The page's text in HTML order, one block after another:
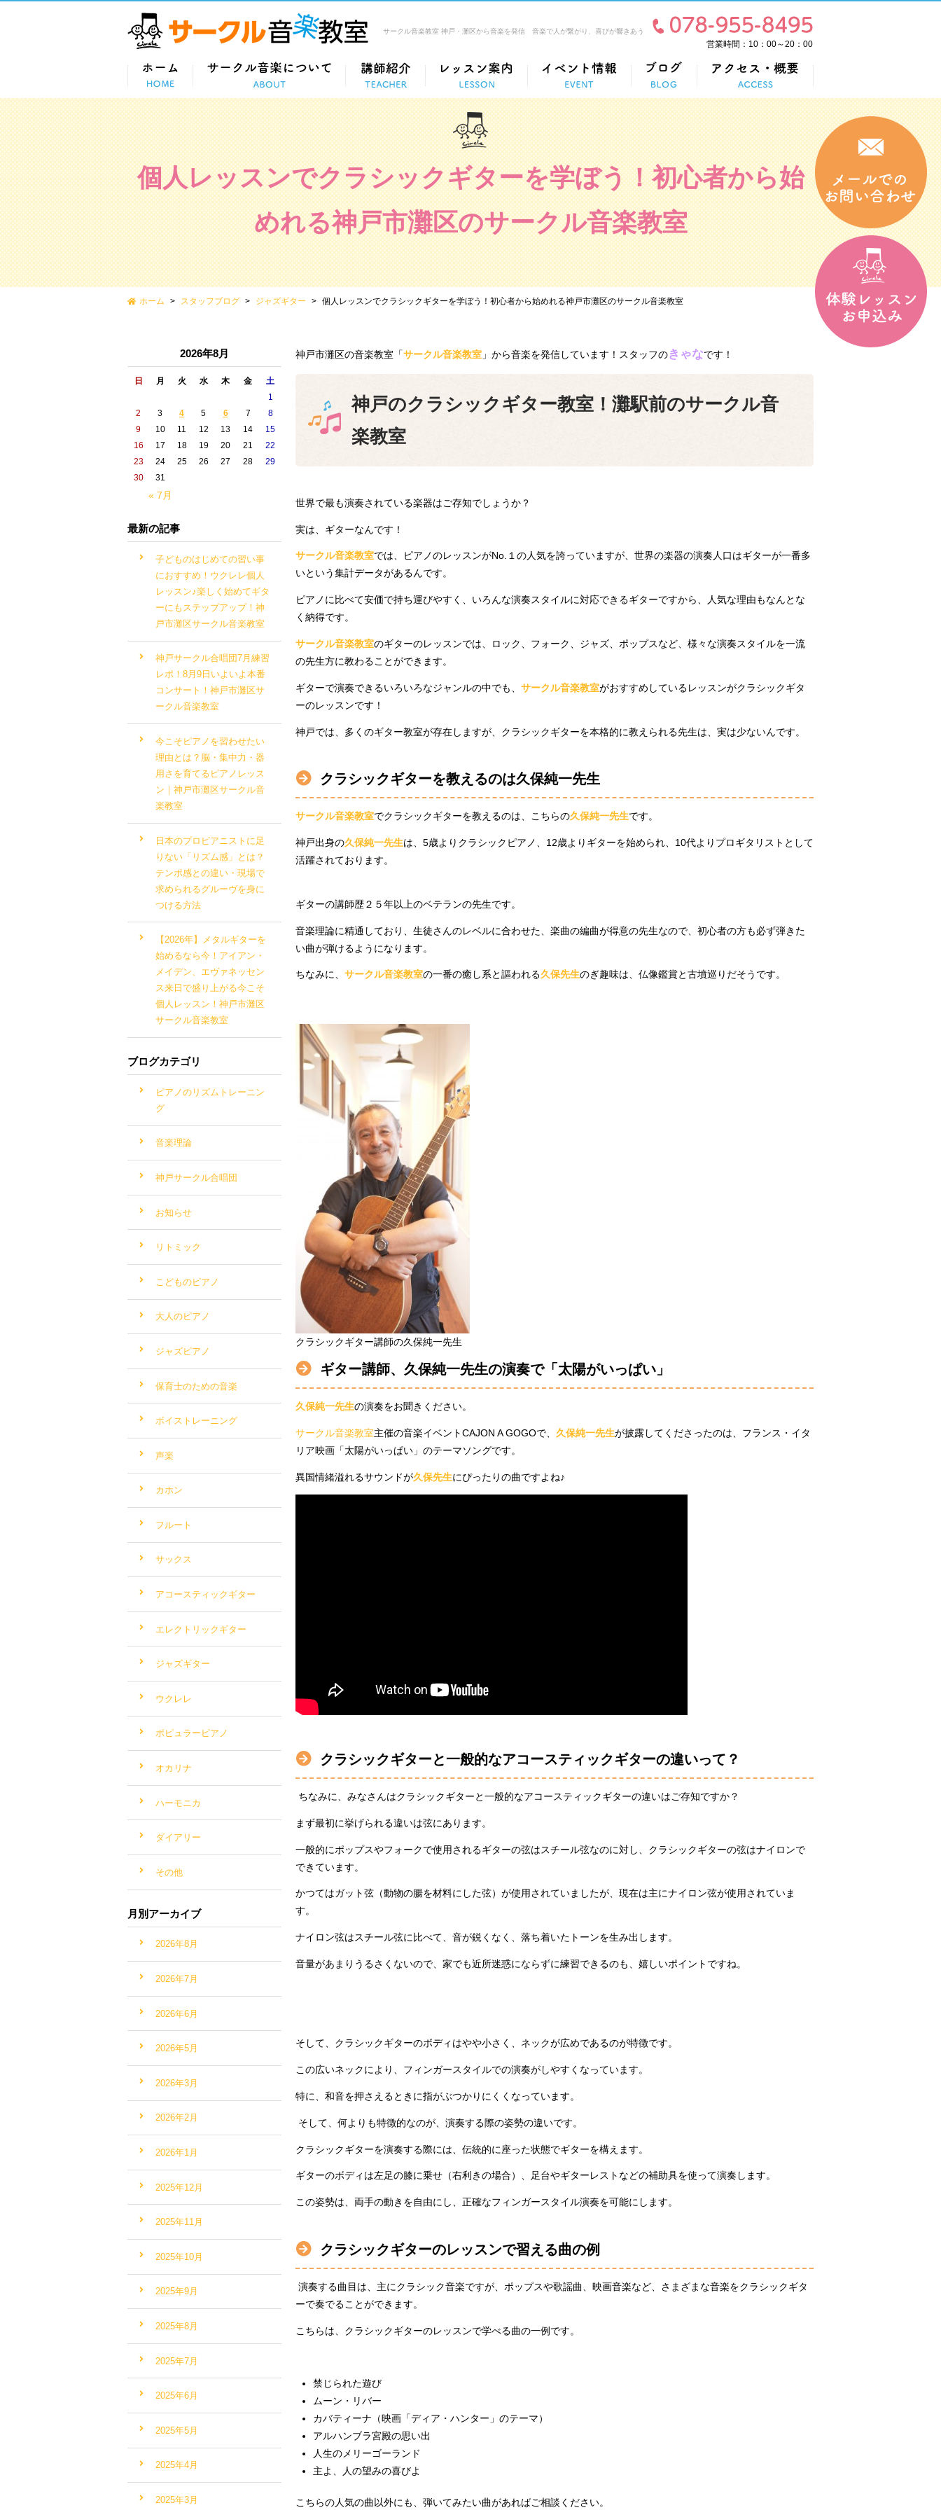
サークル音楽教室 神戸・灘区から音楽を発信 音楽で人が繋がり、喜びが響きあう
営業時間：10：00～20：00
個人レッスンでクラシックギターを学ぼう！初心者から始
めれる神戸市灘区のサークル音楽教室
ホーム スタッフブログ ジャズギター 個人レッスンでクラシックギターを学ぼう！初心者から始めれる神戸市灘区のサークル音楽教室
神戸市灘区の音楽教室「サークル音楽教室 」から音楽を発信しています！スタッフのきゃなです！
神戸のクラシックギター教室！灘駅前のサークル音
楽教室
世界で最も演奏されている楽器はご存知でしょうか？
実は、ギターなんです！
サークル音楽教室では、ピアノのレッスンがNo.１の人気を誇っていますが、世界の楽器の演奏人口はギターが一番多
いという集計データがあるんです。
ピアノに比べて安価で持ち運びやすく、いろんな演奏スタイルに対応できるギターですから、人気な理由もなんとな
く納得です。
サークル音楽教室のギターのレッスンでは、ロック、フォーク、ジャズ、ポップスなど、様々な演奏スタイルを一流
の先生方に教わることができます。
ギターで演奏できるいろいろなジャンルの中でも、 サークル音楽教室がおすすめしているレッスンがクラシックギタ
ーのレッスンです！
神戸では、多くのギター教室が存在しますが、クラシックギターを本格的に教えられる先生は、実は少ないんです。
クラシックギターを教えるのは久保純一先生
サークル音楽教室でクラシックギターを教えるのは、こちらの久保純一先生です。
神戸出身の久保純一先生は、5歳よりクラシックピアノ、12歳よりギターを始められ、10代よりプロギタリストとして
活躍されております。
ギターの講師歴２５年以上のベテランの先生です。
音楽理論に精通しており、生徒さんのレベルに合わせた、楽曲の編曲が得意の先生なので、初心者の方も必ず弾きた
い曲が弾けるようになります。
ちなみに、 サークル音楽教室の一番の癒し系と謳われる久保先生のぎ趣味は、仏像鑑賞と古墳巡りだそうです。
クラシックギター講師の久保純一先生
ギター講師、久保純一先生の演奏で「太陽がいっぱい」
久保純一先生の演奏をお聞きください。
サークル音楽教室主催の音楽イベントCAJON A GOGOで、 久保純一先生が披露してくださったのは、フランス・イタ
リア映画「太陽がいっぱい」のテーマソングです。
異国情緒溢れるサウンドが久保先生にぴったりの曲ですよね♪
クラシックギターと一般的なアコースティックギターの違いって？
ちなみに、みなさんはクラシックギターと一般的なアコースティックギターの違いはご存知ですか？
まず最初に挙げられる違いは弦にあります。
一般的にポップスやフォークで使用されるギターの弦はスチール弦なのに対し、クラシックギターの弦はナイロンで
できています。
かつてはガット弦（動物の腸を材料にした弦）が使用されていましたが、現在は主にナイロン弦が使用されていま
す。
ナイロン弦はスチール弦に比べて、音が鋭くなく、落ち着いたトーンを生み出します。
音量があまりうるさくないので、家でも近所迷惑にならずに練習できるのも、嬉しいポイントですね。
そして、クラシックギターのボディはやや小さく、ネックが広めであるのが特徴です。
この広いネックにより、フィンガースタイルでの演奏がしやすくなっています。
特に、和音を押さえるときに指がぶつかりにくくなっています。
そして、何よりも特徴的なのが、演奏する際の姿勢の違いです。
クラシックギターを演奏する際には、伝統的に座った状態でギターを構えます。
ギターのボディは左足の膝に乗せ（右利きの場合）、足台やギターレストなどの補助具を使って演奏します。
この姿勢は、両手の動きを自由にし、正確なフィンガースタイル演奏を可能にします。
クラシックギターのレッスンで習える曲の例
演奏する曲目は、主にクラシック音楽ですが、ポップスや歌謡曲、映画音楽など、さまざまな音楽をクラシックギタ
ーで奏でることができます。
こちらは、クラシックギターのレッスンで学べる曲の一例です。
禁じられた遊び
ムーン・リバー
カバティーナ（映画「ディア・ハンター」のテーマ）
アルハンブラ宮殿の思い出
人生のメリーゴーランド
主よ、人の望みの喜びよ
こちらの人気の曲以外にも、弾いてみたい曲があればご相談ください。
2026年8月
日 月 火 水 木 金 土
« 7月
1
2
3 4 5 6 7
8
9
10 11 12 13 14
15
16
17 18 19 20 21
22
23
24 25 26 27 28
29
30
31
最新の記事
子どものはじめての習い事
におすすめ！ウクレレ個人
レッスン♪楽しく始めてギタ
ーにもステップアップ！神
戸市灘区サークル音楽教室
神戸サークル合唱団7月練習
レポ！8月9日いよいよ本番
コンサート！神戸市灘区サ
ークル音楽教室
今こそピアノを習わせたい
理由とは？脳・集中力・器
用さを育てるピアノレッス
ン｜神戸市灘区サークル音
楽教室
日本のプロピアニストに足
りない「リズム感」とは？
テンポ感との違い・現場で
求められるグルーヴを身に
つける方法
【2026年】メタルギターを
始めるなら今！アイアン・
メイデン、エヴァネッセン
ス来日で盛り上がる今こそ
個人レッスン！神戸市灘区
サークル音楽教室
ブログカテゴリ
ピアノのリズムトレーニン
グ
音楽理論
神戸サークル合唱団
お知らせ
リトミック
こどものピアノ
大人のピアノ
ジャズピアノ
保育士のための音楽
ボイストレーニング
声楽
カホン
フルート
サックス
アコースティックギター
エレクトリックギター
ジャズギター
ウクレレ
ポピュラーピアノ
オカリナ
ハーモニカ
ダイアリー
その他
月別アーカイブ
2026年8月
2026年7月
2026年6月
2026年5月
2026年3月
2026年2月
2026年1月
2025年12月
2025年11月
2025年10月
2025年9月
2025年8月
2025年7月
2025年6月
2025年5月
2025年4月
2025年3月